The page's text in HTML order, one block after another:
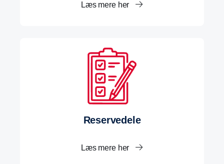
Læs mere her
Reservedele
Læs mere her